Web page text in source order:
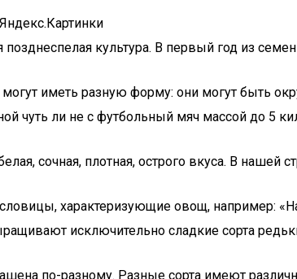
культура. В первый год из
иметь разную форму: они могут быть
чуть ли не с футбольный мяч массой до 5
сочная, плотная, острого вкуса. В
характеризующие овощ, например:
исключительно сладкие сорта
по-разному. Разные сорта имеют